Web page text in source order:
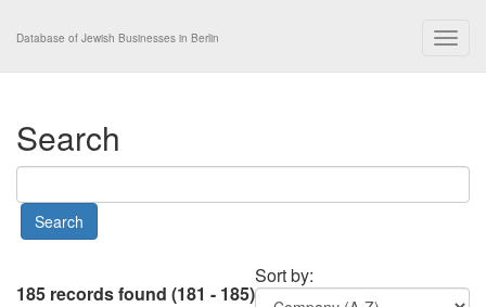
Database of Jewish Businesses in Berlin
Search
Sort by:
185 records found (181 - 185)